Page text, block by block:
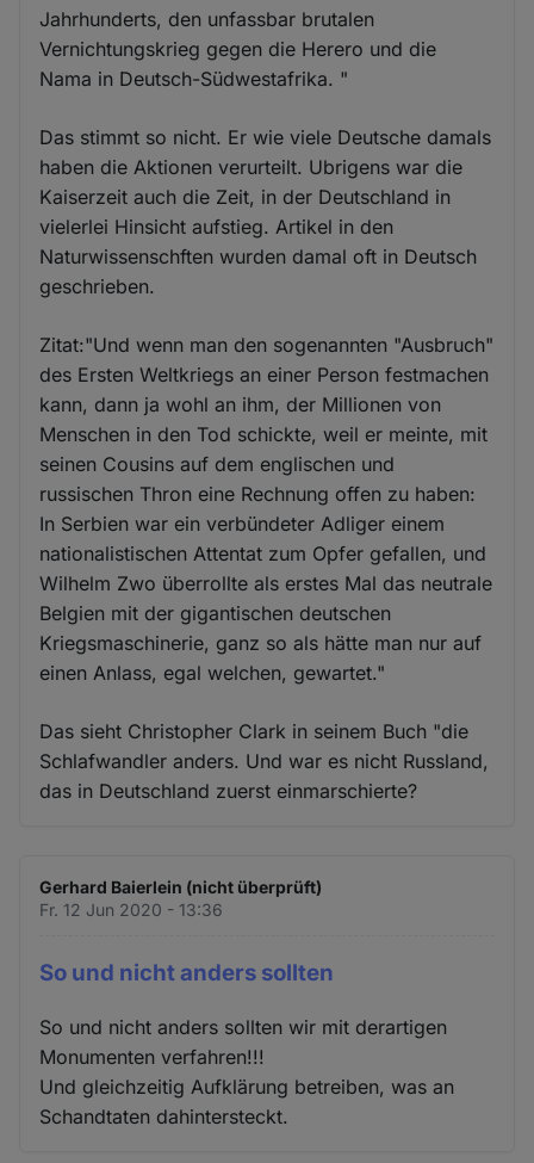
Jahrhunderts, den unfassbar brutalen
Vernichtungskrieg gegen die Herero und die
Nama in Deutsch-Südwestafrika. "
Das stimmt so nicht. Er wie viele Deutsche damals
haben die Aktionen verurteilt. Ubrigens war die
Kaiserzeit auch die Zeit, in der Deutschland in
vielerlei Hinsicht aufstieg. Artikel in den
Naturwissenschften wurden damal oft in Deutsch
geschrieben.
Zitat:"Und wenn man den sogenannten "Ausbruch"
des Ersten Weltkriegs an einer Person festmachen
kann, dann ja wohl an ihm, der Millionen von
Menschen in den Tod schickte, weil er meinte, mit
seinen Cousins auf dem englischen und
russischen Thron eine Rechnung offen zu haben:
In Serbien war ein verbündeter Adliger einem
nationalistischen Attentat zum Opfer gefallen, und
Wilhelm Zwo überrollte als erstes Mal das neutrale
Belgien mit der gigantischen deutschen
Kriegsmaschinerie, ganz so als hätte man nur auf
einen Anlass, egal welchen, gewartet."
Das sieht Christopher Clark in seinem Buch "die
Schlafwandler anders. Und war es nicht Russland,
das in Deutschland zuerst einmarschierte?
Gerhard Baierlein (nicht überprüft)
Fr. 12 Jun 2020 - 13:36
So und nicht anders sollten
So und nicht anders sollten wir mit derartigen
Monumenten verfahren!!!
Und gleichzeitig Aufklärung betreiben, was an
Schandtaten dahintersteckt.